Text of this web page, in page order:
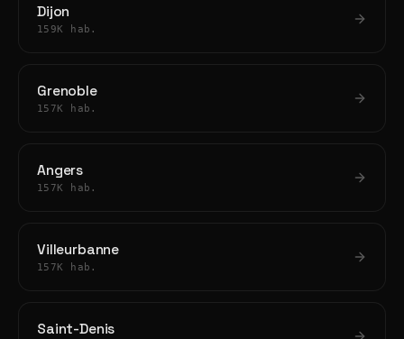
Dijon
159K hab.
Grenoble
157K hab.
Angers
157K hab.
Villeurbanne
157K hab.
Saint-Denis